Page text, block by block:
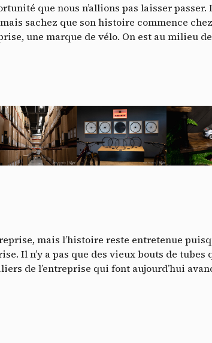
que nous n’allions pas laisser
sachez que son histoire commence
une marque de vélo. On est au milieu
mais l’histoire reste entretenue
Il n’y a pas que des vieux bouts de
de l’entreprise qui font aujourd’hui